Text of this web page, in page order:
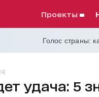
проекты
Голос страны:
удача: 5